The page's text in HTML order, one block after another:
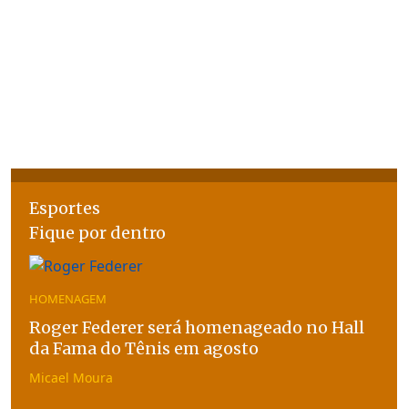
Esportes
Fique por dentro
HOMENAGEM
Roger Federer será homenageado no Hall
da Fama do Tênis em agosto
Micael Moura